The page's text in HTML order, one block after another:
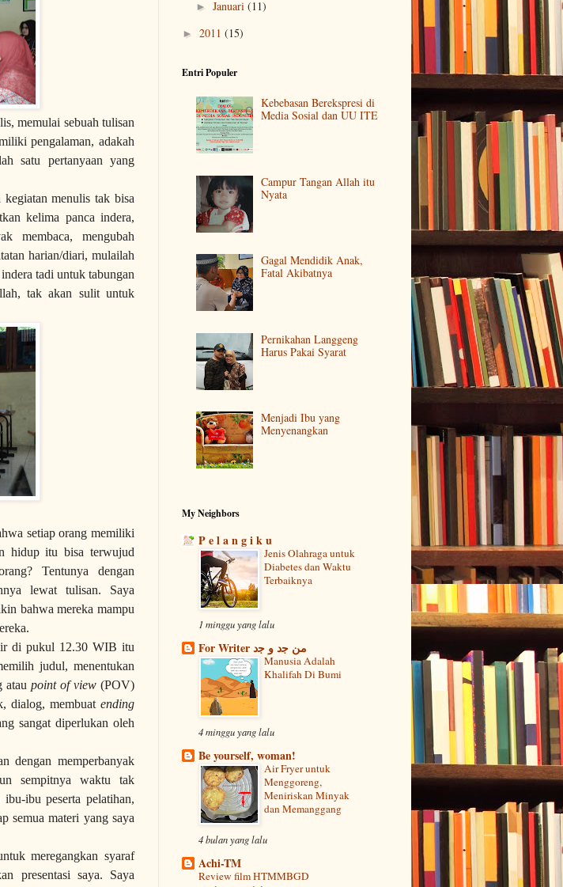
memulai sebuah tulisan
pengalaman, adakah
satu pertanyaan yang
menulis tak bisa
kelima panca indera,
membaca, mengubah
harian/diari, mulailah
tadi untuk tabungan
tak akan sulit untuk
setiap orang memiliki
hidup itu bisa terwujud
Tentunya dengan
lewat tulisan. Saya
bahwa mereka mampu
di pukul 12.30 WIB itu
judul, menentukan
atau point of view (POV)
dialog, membuat ending
sangat diperlukan oleh
dengan memperbanyak
sempitnya waktu tak
ibu peserta pelatihan,
semua materi yang saya
meregangkan syaraf
presentasi saya. Saya
► Januari (11)
► 2011 (15)
Entri Populer
Kebebasan Berekspresi di
Media Sosial dan UU ITE
Campur Tangan Allah itu
Nyata
Gagal Mendidik Anak,
Fatal Akibatnya
Pernikahan Langgeng
Harus Pakai Syarat
Menjadi Ibu yang
Menyenangkan
My Neighbors
P e l a n g i k u
Jenis Olahraga untuk
Diabetes dan Waktu
Terbaiknya
1 minggu yang lalu
For Writer ﻣﻦ ﺟﺩ ﻭ ﺟﺩ
Manusia Adalah
Khalifah Di Bumi
4 minggu yang lalu
Be yourself, woman!
Air Fryer untuk
Menggoreng,
Meniriskan Minyak
dan Memanggang
4 bulan yang lalu
Achi-TM
Review film HTMMBGD